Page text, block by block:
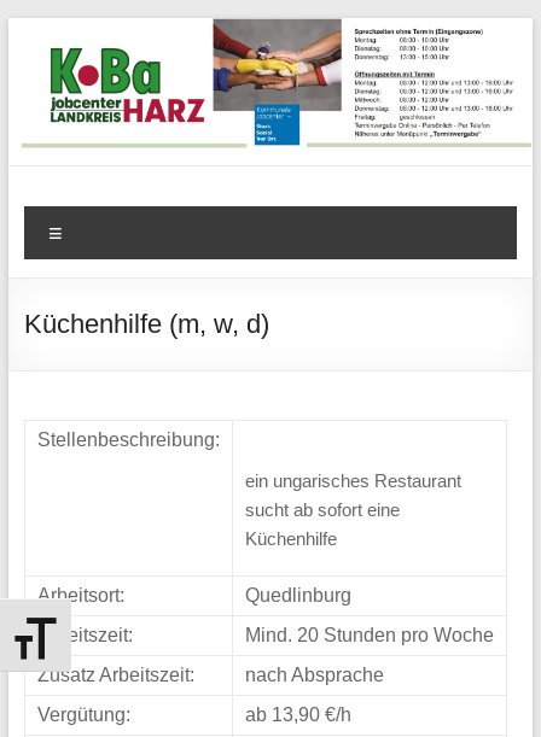
Schrift vergrößern
Inhalt
springen
KoBa
Harz
–
Jobcenter
Als
kommunales
Jobcenter
betreuen
Küchenhilfe (m, w, d)
Stellenbeschreibung:
ein ungarisches Restaurant
sucht ab sofort eine
Küchenhilfe
Arbeitsort:
Quedlinburg
Arbeitszeit:
Mind. 20 Stunden pro Woche
Zusatz Arbeitszeit:
nach Absprache
Vergütung:
ab 13,90 €/h